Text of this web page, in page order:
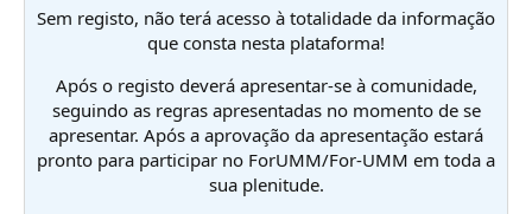
Sem registo, não terá acesso à totalidade da informação
que consta nesta plataforma!
Após o registo deverá apresentar-se à comunidade,
seguindo as regras apresentadas no momento de se
apresentar. Após a aprovação da apresentação estará
pronto para participar no ForUMM/For-UMM em toda a
sua plenitude.